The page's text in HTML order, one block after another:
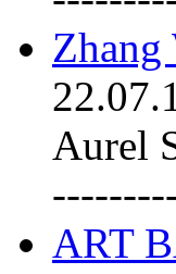
Zhang
Aurel
ART